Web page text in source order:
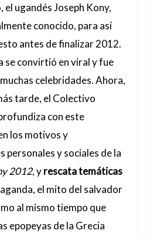
el ugandés Joseph Kony,
conocido, para así
antes de finalizar 2012.
se convirtió en viral y fue
celebridades. Ahora,
tarde, el Colectivo
con este
los motivos y
personales y sociales de la
2012, yrescata temáticas
el mito del salvador
al mismo tiempo que
epopeyas de la Grecia